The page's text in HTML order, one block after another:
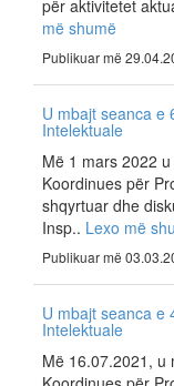
për aktivitetet
më shumë
Publikuar më
U mbajt seanca e
Intelektuale
Më 1 mars 2022
Koordinues për
shqyrtuar dhe
Insp.. Lexo më
Publikuar më
U mbajt seanca e
Intelektuale
Më 16.07.2021, u